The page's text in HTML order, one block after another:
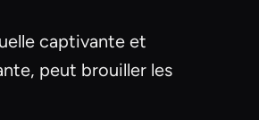
captivante et
peut brouiller les